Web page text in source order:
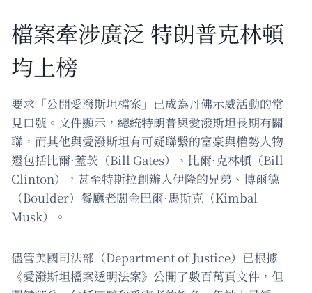
檔案牽涉廣泛 特朗普克林頓
均上榜
要求「公開愛潑斯坦檔案」已成為丹佛示威活動的常
見口號。文件顯示，總統特朗普與愛潑斯坦長期有關
聯，而其他與愛潑斯坦有可疑聯繫的富豪與權勢人物
還包括比爾·蓋茨（Bill Gates）、比爾·克林頓（Bill
Clinton），甚至特斯拉創辦人伊隆的兄弟、博爾德
（Boulder）餐廳老闆金巴爾·馬斯克（Kimbal
Musk）。
儘管美國司法部（Department of Justice）已根據
《愛潑斯坦檔案透明法案》公開了數百萬頁文件，但